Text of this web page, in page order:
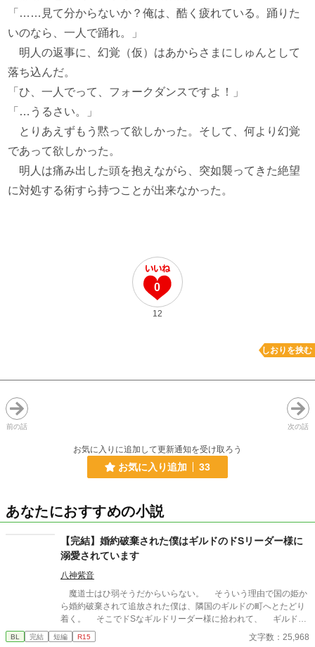
「……見て分からないか？俺は、酷く疲れている。踊りた
いのなら、一人で踊れ。」
明人の返事に、幻覚（仮）はあからさまにしゅんとして
落ち込んだ。
「ひ、一人でって、フォークダンスですよ！」
「…うるさい。」
とりあえずもう黙って欲しかった。そして、何より幻覚
であって欲しかった。
明人は痛み出した頭を抱えながら、突如襲ってきた絶望
に対処する術すら持つことが出来なかった。
0
12
しおりを挟む
前の話 次の話
お気に入りに追加して更新通知を受け取ろう
お気に入り追加 33
あなたにおすすめの小説
【完結】婚約破棄された僕はギルドのドSリーダー様に
溺愛されています
八神紫音
魔道士はひ弱そうだからいらない。 そういう理由で国の姫か
ら婚約破棄されて追放された僕は、隣国のギルドの町へとたどり
着く。 そこでドSなギルドリーダー様に拾われて、 ギルドの
みんなに可愛いとちやほやされることに……。
BL 完結 短編 R15 文字数：25,968